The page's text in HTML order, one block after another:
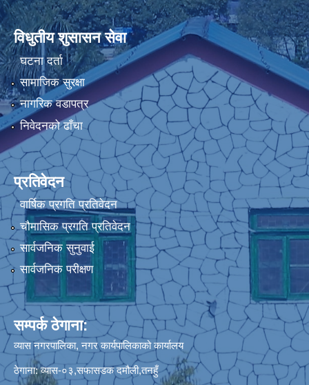
विधुतीय शुसासन सेवा
घटना दर्ता
सामाजिक सुरक्षा
नागरिक वडापत्र
निवेदनको ढाँचा
प्रतिवेदन
वार्षिक प्रगति प्रतिवेदन
चौमासिक प्रगति प्रतिवेदन
सार्वजनिक सुनुवाई
सार्वजनिक परीक्षण
सम्पर्क ठेगाना:
व्यास नगरपालिका, नगर कार्यपालिकाको कार्यालय
ठेगाना: व्यास-०३,सफासडक दमौली,तनहुँ